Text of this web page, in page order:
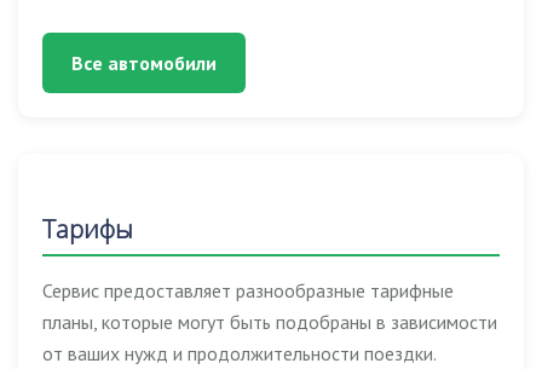
Все автомобили
Тарифы
Сервис предоставляет разнообразные тарифные
планы, которые могут быть подобраны в зависимости
от ваших нужд и продолжительности поездки.